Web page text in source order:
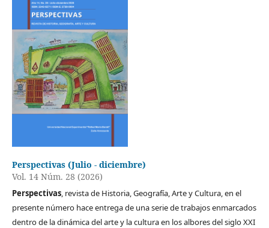
Perspectivas (Julio - diciembre)
Vol. 14 Núm. 28 (2026)
Perspectivas, revista de Historia, Geografía, Arte y Cultura, en el
presente número hace entrega de una serie de trabajos enmarcados
dentro de la dinámica del arte y la cultura en los albores del siglo XXI